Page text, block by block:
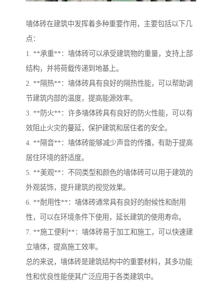
墙体砖在建筑中发挥着多种重要作用，主要包括以下几
点：
1. **承重**：墙体砖可以承受建筑物的重量，支持上部
结构，并将荷载传递到地基上。
2. **隔热**：墙体砖具有良好的隔热性能，可以帮助调
节建筑内部的温度，提高能源效率。
3. **防火**：许多墙体砖具有良好的防火性能，可以有
效阻止火灾的蔓延，保护建筑和居住者的安全。
4. **隔音**：墙体砖能够减少声音的传播，有助于提高
居住环境的舒适度。
5. **美观**：不同类型和颜色的墙体砖可以用于建筑的
外观装饰，提升建筑的视觉效果。
6. **耐用性**：墙体砖通常具有良好的耐候性和耐用
性，可以在环境条件下使用，延长建筑的使用寿命。
7. **施工便利**：墙体砖易于加工和施工，可以快速建
立墙体，提高施工效率。
总的来说，墙体砖是建筑结构中的重要材料，其多功能
性和优良性能使其广泛应用于各类建筑中。